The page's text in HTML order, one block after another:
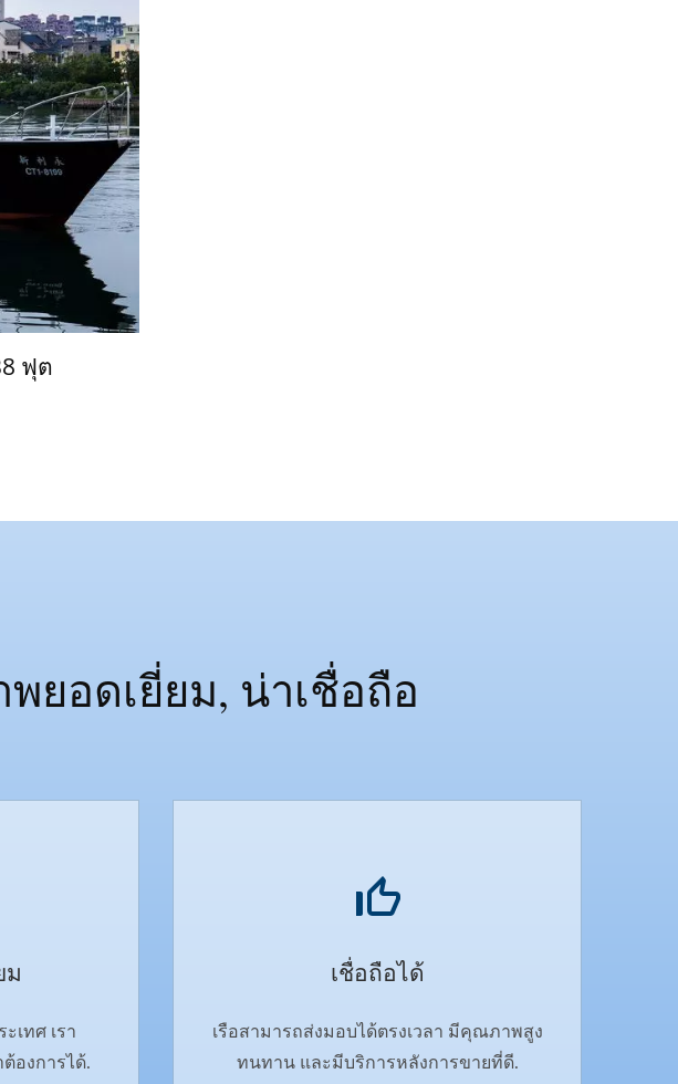
ฟุต
ยอดเยี่ยม, น่าเชื่อถือ
ม
เทศ เรา
องการได้.
เชื่อถือได้
เรือสามารถส่งมอบได้ตรงเวลา มีคุณภาพสูง
ทนทาน และมีบริการหลังการขายที่ดี.